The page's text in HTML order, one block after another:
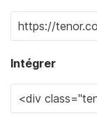
Intégrer